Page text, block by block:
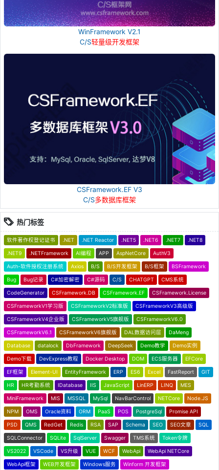
WinFramework V2.1
C/S轻量级开发框架
CSFramework.EF V3
C/S多数据库框架
热门标签
软件著作权登记证书 .NET .NET Reactor .NET5 .NET6 .NET7 .NET8
.NET9 .NETFramework AI编程 APP AspNetCore AuthV3
Auth-软件授权注册系统 Axios B/S B/S开发框架 B/S框架 BSFramework
Bug Bug记录 C#加密解密 C#源码 C/S CHATGPT CMS系统
CodeGenerator CSFramework.DB CSFramework.EF CSFramework.License
CSFrameworkV1学习版 CSFrameworkV2标准版 CSFrameworkV3高级版
CSFrameworkV4企业版 CSFrameworkV5旗舰版 CSFrameworkV6.0
CSFrameworkV6.1 CSFrameworkV6旗舰版 DAL数据访问层 DaMeng
Database datalock DbFramework DeepSeek Demo教学 Demo实例
Demo下载 DevExpress教程 Docker Desktop DOM ECS服务器 EFCore
EF框架 Element-UI EntityFramework ERP ES6 Excel FastReport GIT
HR HR考勤系统 IDatabase IIS JavaScript LinERP LINQ MES
MiniFramework MIS MSSQL MySql NavBarControl NETCore Node.JS
NPM OMS Oracle资料 ORM PaaS POS PostgreSql Promise API
PSD QMS RedGet Redis RSA SAP Schema SEO SEO文章 SQL
SQLConnector SQLite SqlServer Swagger TMS系统 Token令牌
VS2022 VSCode VS升级 VUE WCF WebApi WebApi NETCore
WebApi框架 WEB开发框架 Windows服务 Winform 开发框架